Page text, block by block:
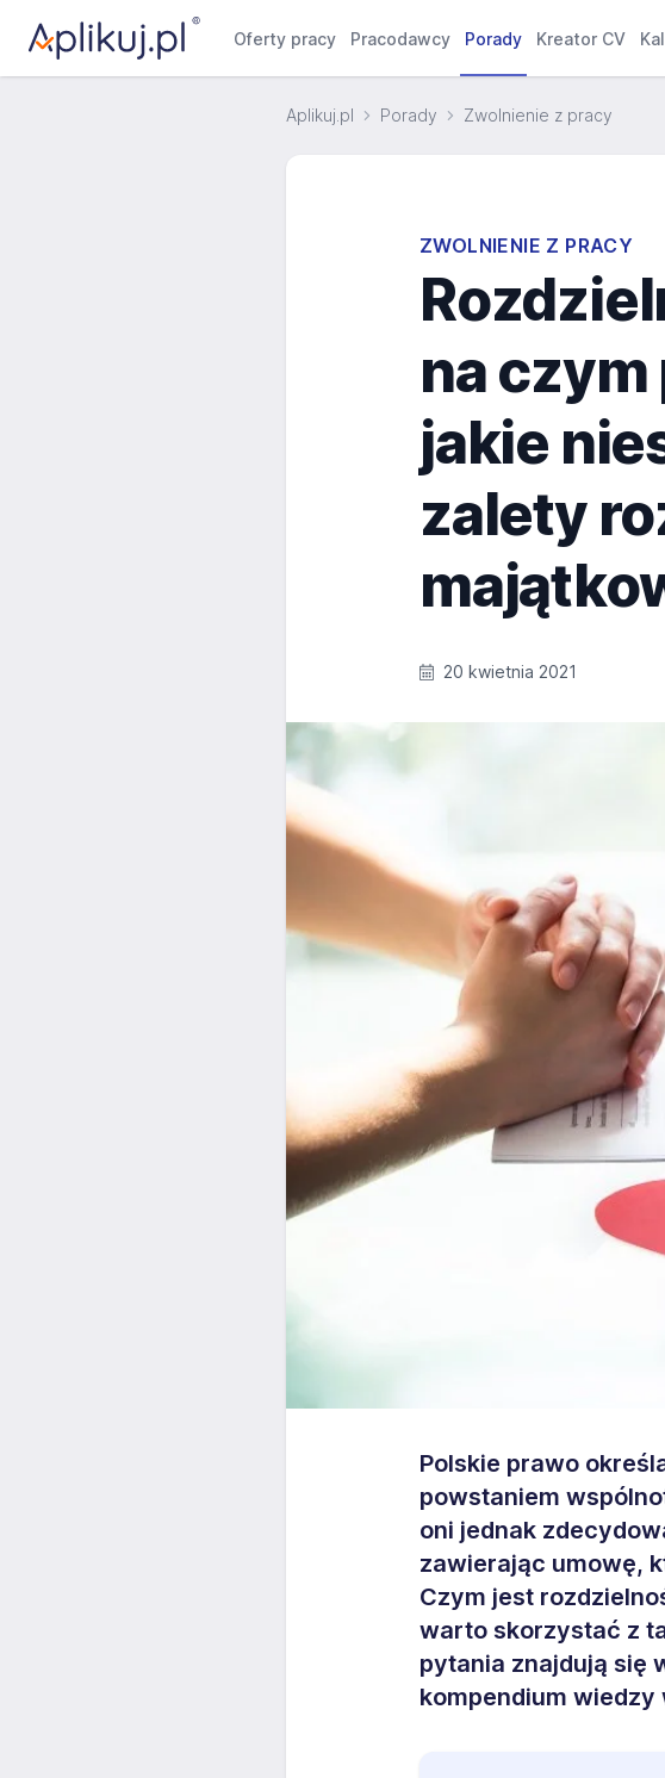
Oferty pracy Pracodawcy Porady Kreator CV
Aplikuj.pl Porady Zwolnienie z pracy
ZWOLNIENIE Z PRACY
na czym
jakie
zalety
20 kwietnia 2021
Polskie prawo
powstaniem
oni jednak
zawierając umowę,
Czym jest
warto skorzystać z
pytania znajdują się
kompendium wiedzy